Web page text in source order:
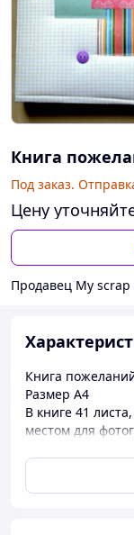
Книга
Под заказ.
Цену
Продавец My scrap
Книга
Размер А4
В книге 41
местом для
И 5 страниц